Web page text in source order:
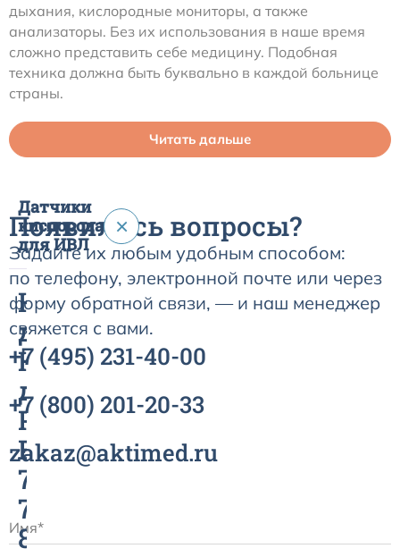
дыхания, кислородные мониторы, а также
анализаторы. Без их использования в наше время
сложно представить себе медицину. Подобная
техника должна быть буквально в каждой больнице
страны.
Читать дальше
Датчики
кислорода
для ИВЛ
×
Кислородные
датчики.
Кислородные
датчики
Puritan
Benett
740,
760,
840.
Появились вопросы?
Задайте их любым удобным способом:
по телефону, электронной почте или через
форму обратной связи, — и наш менеджер
свяжется с вами.
+7 (495) 231-40-00
+7 (800) 201-20-33
zakaz@aktimed.ru